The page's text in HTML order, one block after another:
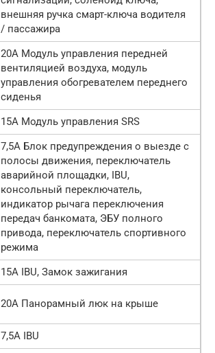
внешняя ручка смарт-ключа водителя
/ пассажира
20А Модуль управления передней
вентиляцией воздуха, модуль
управления обогревателем переднего
сиденья
15А Модуль управления SRS
7,5А Блок предупреждения о выезде с
полосы движения, переключатель
аварийной площадки, IBU,
консольный переключатель,
индикатор рычага переключения
передач банкомата, ЭБУ полного
привода, переключатель спортивного
режима
15А IBU, Замок зажигания
20А Панорамный люк на крыше
7,5А IBU